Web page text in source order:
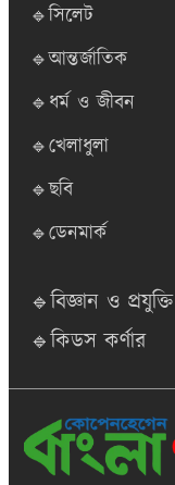
🔹সিলেট
🔹আন্তর্জাতিক
🔹ধর্ম ও জীবন
🔹খেলাধুলা
🔹ছবি
🔹ডেনমার্ক
🔹বিজ্ঞান ও প্রযুক্তি
🔹কিডস কর্ণার